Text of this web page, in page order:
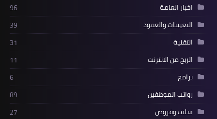
اخبار العامة
96
التعيينات والعقود
39
التقنية
31
الربح من الانترنت
11
برامج
6
رواتب الموظفين
89
سلف وقروض
27